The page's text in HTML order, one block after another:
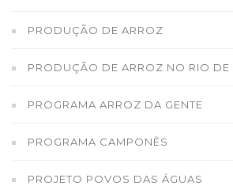
PRODUÇÃO DE ARROZ
PRODUÇÃO DE ARROZ NO RIO DE
PROGRAMA ARROZ DA GENTE
PROGRAMA CAMPONÊS
PROJETO POVOS DAS ÁGUAS